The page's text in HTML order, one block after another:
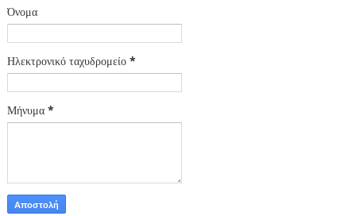
Όνομα
Ηλεκτρονικό ταχυδρομείο *
Μήνυμα *